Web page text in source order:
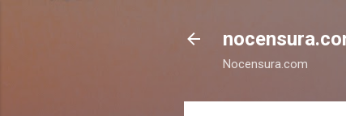
Nocensura.com